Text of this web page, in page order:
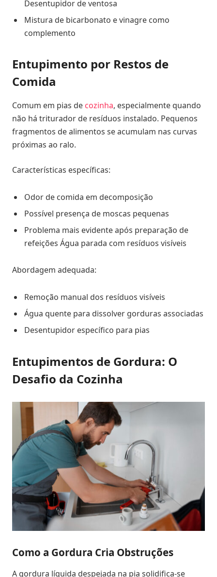
Desentupidor de ventosa
Mistura de bicarbonato e vinagre como
complemento
Entupimento por Restos de
Comida
Comum em pias de cozinha, especialmente quando
não há triturador de resíduos instalado. Pequenos
fragmentos de alimentos se acumulam nas curvas
próximas ao ralo.
Características específicas:
Odor de comida em decomposição
Possível presença de moscas pequenas
Problema mais evidente após preparação de
refeições Água parada com resíduos visíveis
Abordagem adequada:
Remoção manual dos resíduos visíveis
Água quente para dissolver gorduras associadas
Desentupidor específico para pias
Entupimentos de Gordura: O
Desafio da Cozinha
Como a Gordura Cria Obstruções
A gordura líquida despejada na pia solidifica-se